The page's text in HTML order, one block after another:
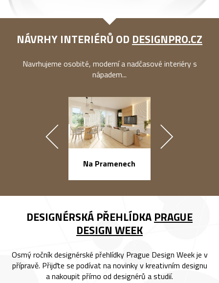
NÁVRHY INTERIÉRŮ OD DESIGNPRO.CZ
Navrhujeme osobité, moderní a nadčasové interiéry s
nápadem...
Na Pramenech
DESIGNÉRSKÁ PŘEHLÍDKA PRAGUE
DESIGN WEEK
Osmý ročník designérské přehlídky Prague Design Week je v
přípravě. Přijďte se podívat na novinky v kreativním designu
a nakoupit přímo od designérů a studií.